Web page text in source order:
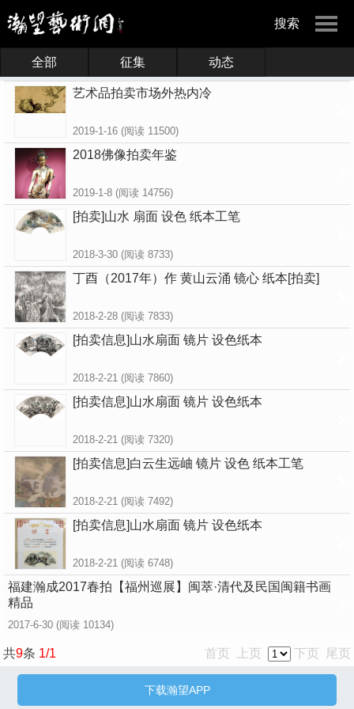
搜索
全部 征集 动态
艺术品拍卖市场外热内冷
2019-1-16 (阅读 11500)
2018佛像拍卖年鉴
2019-1-8 (阅读 14756)
[拍卖]山水 扇面 设色 纸本工笔
2018-3-30 (阅读 8733)
丁酉（2017年）作 黄山云涌 镜心 纸本[拍卖]
2018-2-28 (阅读 7833)
[拍卖信息]山水扇面 镜片 设色纸本
2018-2-21 (阅读 7860)
[拍卖信息]山水扇面 镜片 设色纸本
2018-2-21 (阅读 7320)
[拍卖信息]白云生远岫 镜片 设色 纸本工笔
2018-2-21 (阅读 7492)
[拍卖信息]山水扇面 镜片 设色纸本
2018-2-21 (阅读 6748)
福建瀚成2017春拍【福州巡展】闽萃·清代及民国闽籍书画
精品
2017-6-30 (阅读 10134)
共9条 1/1 首页 上页 下页 尾页
下载瀚望APP